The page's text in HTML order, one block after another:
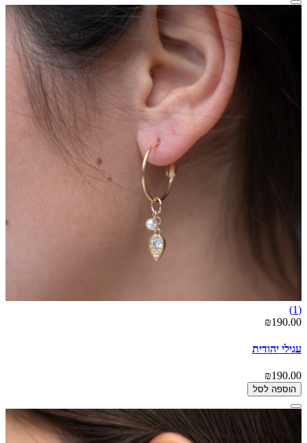
(1)
₪190.00
עגילי יהודית
₪190.00
הוספה לסל